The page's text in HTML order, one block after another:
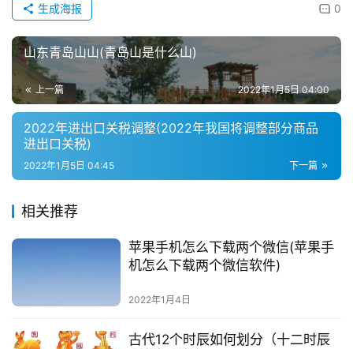
0
生成海报
山东青岛山山(青岛山是什么山)
上一篇 2022年1月5日 04:00
2022年进出口关税调整(2022年我国将调整部分商品
进出口关税)
下一篇
2022年1月5日 04:45
相关推荐
苹果手机怎么下载两个微信(苹果手
机怎么下载两个微信软件)
2022年1月4日
古代12个时辰如何划分（十二时辰